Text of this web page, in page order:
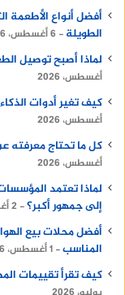
أفضل أنواع الأطعمة
الطويلة
6 أغسطس، 2026
لماذا أصبح توصيل
أغسطس، 2026
كيف تغير أدوات
أغسطس، 2026
كل ما تحتاج معرفته
أغسطس، 2026
إلى جمهور أكبر؟ 2 أغسطس، 2026
أفضل محلات بيع
المناسب 1 أغسطس، 2026
كيف تقرأ تقييمات